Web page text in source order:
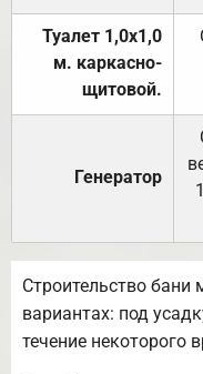
Туалет 1,0х1,0
м. каркасно-
щитовой.
Генератор
Строительство бани
вариантах: под
течение некоторого